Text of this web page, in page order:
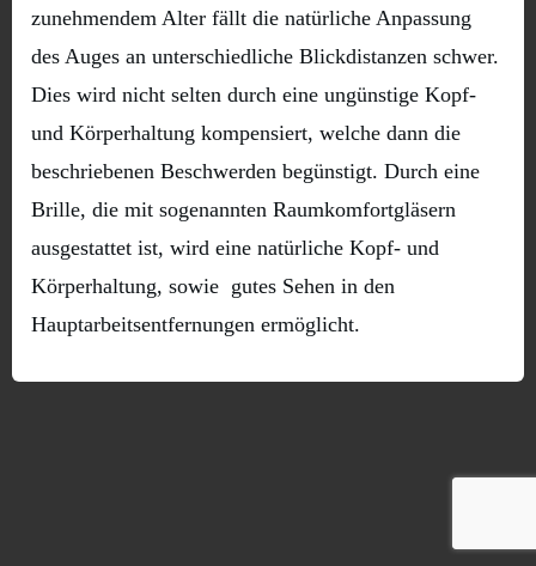
zunehmendem Alter fällt die natürliche Anpassung
des Auges an unterschiedliche Blickdistanzen schwer.
Dies wird nicht selten durch eine ungünstige Kopf-
und Körperhaltung kompensiert, welche dann die
beschriebenen Beschwerden begünstigt. Durch eine
Brille, die mit sogenannten Raumkomfortgläsern
ausgestattet ist, wird eine natürliche Kopf­- und
Körperhaltung, sowie gutes Sehen in den
Hauptarbeitsentfernungen ermöglicht.